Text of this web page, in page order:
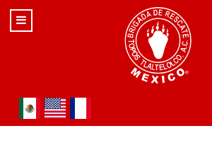
Seleccione su idioma